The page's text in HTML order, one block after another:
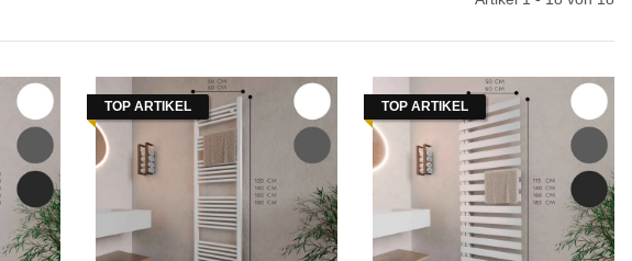
TOP ARTIKEL TOP ARTIKEL